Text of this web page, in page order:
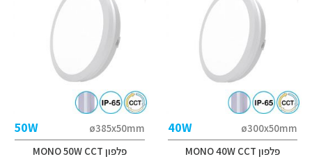
ø300x50mm
40W
פלפון MONO 40W CCT
ø385x50mm
50W
פלפון MONO 50W CCT